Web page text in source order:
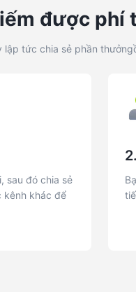
được
tức chia sẻ phần
sau đó chia sẻ
kênh khác để